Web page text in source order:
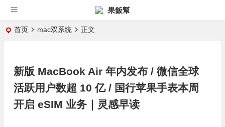
果飯幫
首页 mac双系统 正文
新版 MacBook Air 年内发布 / 微信全球
活跃用户数超 10 亿 / 国行苹果手表本周
开启 eSIM 业务｜灵感早读